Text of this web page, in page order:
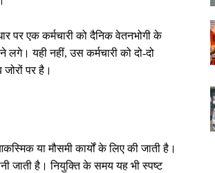
पर एक कर्मचारी को दैनिक वेतनभोगी के
यही नहीं, उस कर्मचारी को दो-दो
पर है।
या मौसमी कार्यों के लिए की जाती है।
जाती है। नियुक्ति के समय यह भी स्पष्ट